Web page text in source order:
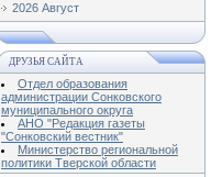
2026 Август
ДРУЗЬЯ САЙТА
Отдел образования
администрации Сонковского
муниципального округа
АНО "Редакция газеты
"Сонковский вестник"
Министерство региональной
политики Тверской области